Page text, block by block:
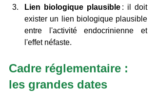
Lien biologique plausible : il doit
exister un lien biologique plausible
entre l'activité endocrinienne et
l'effet néfaste.
Cadre réglementaire :
les grandes dates